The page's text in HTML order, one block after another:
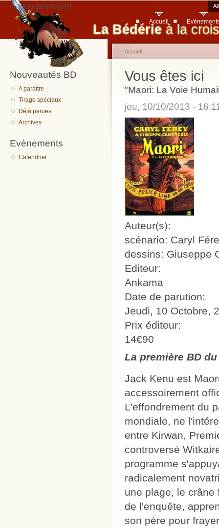
La Bédérie à la
Menu principal
Accueil
Nouveautés BD
A paraître
Tirage spéciaux
Déjà parues
Archives
Evènements
Calendrier
Vous êtes ici
Accueil
"Maori: La Voie
jeu, 10/10/2013 -
Auteur(s):
scénario: Caryl
dessins: Giuseppe
Editeur:
Ankama
Date de parution:
Jeudi, 10 Octobre,
Prix éditeur:
14€90
La première BD
Jack Kenu est
accessoirement
L'effondrement du
mondiale, ne
entre Kirwan,
controversé
programme
radicalement
une plage, le crâne
de l'enquête,
son père pour